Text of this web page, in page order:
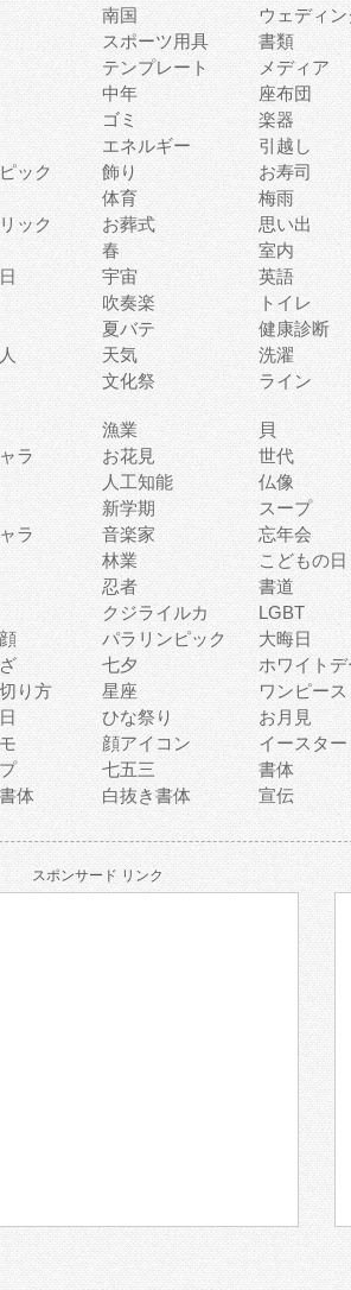
南国
ウェディン
スポーツ用具
書類
テンプレート
メディア
中年
座布団
ゴミ
楽器
エネルギー
引越し
ック
飾り お寿司
体育
梅雨
ック
お葬式 思い出
春
室内
宇宙 英語
吹奏楽
トイレ
夏バテ
健康診断
天気 洗濯
文化祭
ライン
漁業
貝
ラ
お花見 世代
人工知能
仏像
新学期
スープ
ラ
音楽家 忘年会
林業
こどもの日
忍者
書道
クジライルカ
LGBT
パラリンピック 大晦日
七夕 ホワイトデ
り方
星座 ワンピース
ひな祭り お月見
顔アイコン イースター
七五三 書体
体
白抜き書体 宣伝
スポンサード リンク